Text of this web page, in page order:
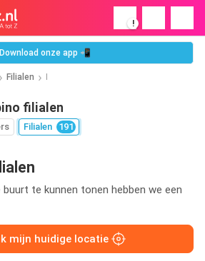
!
Download onze app 📲
Filialen I
filialen
Filialen 191
buurt te kunnen tonen hebben we een
mijn huidige locatie